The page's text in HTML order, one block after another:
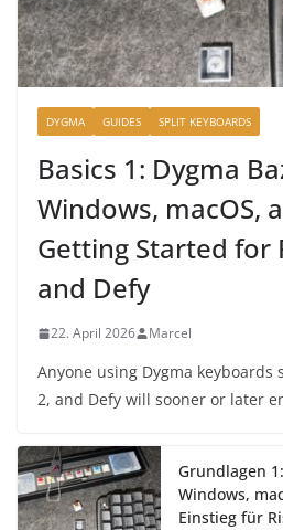
DYGMA GUIDES SPLIT KEYBOARDS
Basics 1: Dygma
Windows, macOS,
Getting Started for
and Defy
22. April 2026 Marcel
Anyone using Dygma keyboards
2, and Defy will sooner or later
Grundlagen
Windows,
Einstieg für